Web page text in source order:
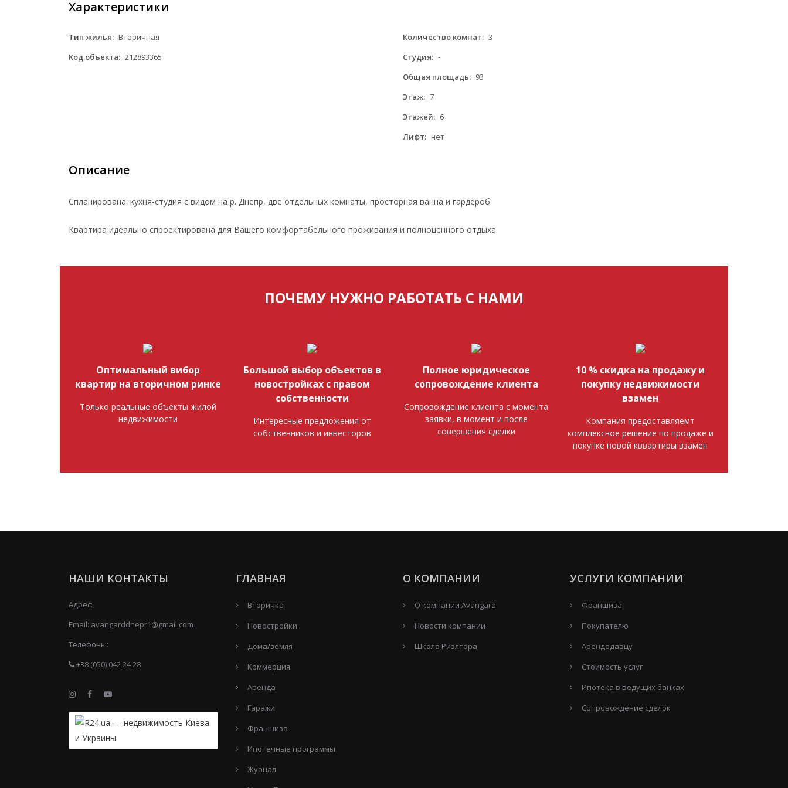
Характеристики
Тип жилья: Вторичная
Код объекта: 212893365
Количество комнат: 3
Студия: -
Общая площадь: 93
Этаж: 7
Этажей: 6
Лифт: нет
Описание
Спланирована: кухня-студия с видом на р. Днепр, две отдельных комнаты, просторная ванна и гардероб
Квартира идеально спроектирована для Вашего комфортабельного проживания и полноценного отдыха.
ПОЧЕМУ НУЖНО РАБОТАТЬ С НАМИ
Оптимальный вибор
квартир на вторичном ринке
Только реальные объекты жилой
недвижимости
Большой выбор объектов в
новостройках с правом
собственности
Интересные предложения от
собственников и инвесторов
Полное юридическое
сопровождение клиента
Сопровождение клиента с момента
заявки, в момент и после
совершения сделки
10 % скидка на продажу и
покупку недвижимости
взамен
Компания предоставляемт
комплексное решение по продаже и
покупке новой кввартиры взамен
НАШИ КОНТАКТЫ
Адрес:
Email: avangarddnepr1@gmail.com
Телефоны:
+38 (050) 042 24 28
ГЛАВНАЯ
Вторичка
Новостройки
Дома/земля
Коммерция
Аренда
Гаражи
Франшиза
Ипотечные программы
Журнал
О КОМПАНИИ
О компании Avangard
Новости компании
Школа Риэлтора
УСЛУГИ КОМПАНИИ
Франшиза
Покупателю
Арендодавцу
Стоимость услуг
Ипотека в ведущих банках
Сопровождение сделок